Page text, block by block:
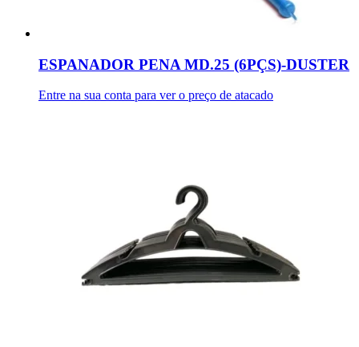
ESPANADOR PENA MD.25 (6PÇS)-DUSTER
Entre na sua conta para ver o preço de atacado